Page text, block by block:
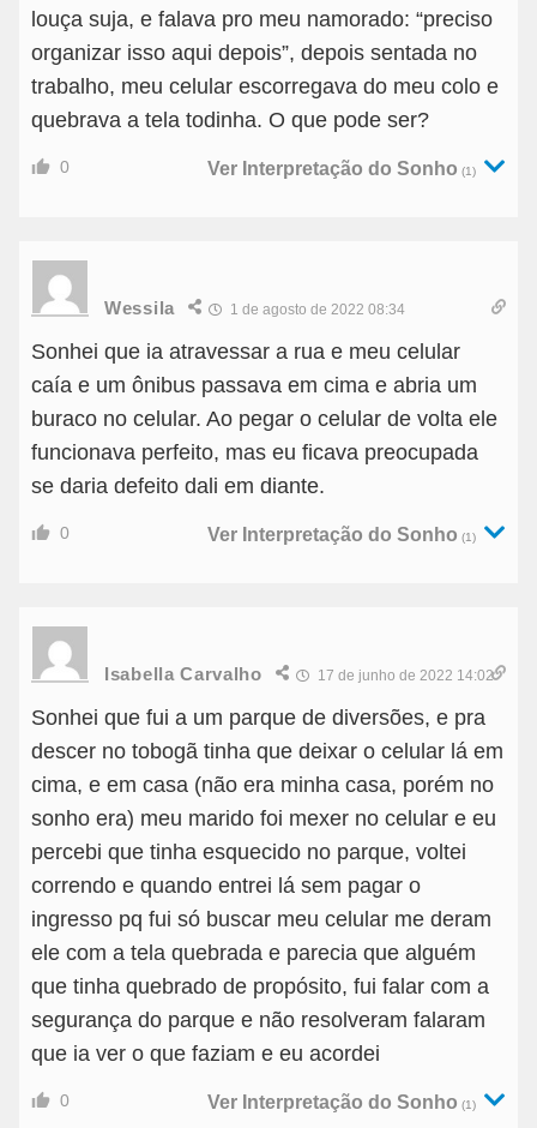
louça suja, e falava pro meu namorado: “preciso
organizar isso aqui depois”, depois sentada no
trabalho, meu celular escorregava do meu colo e
quebrava a tela todinha. O que pode ser?
0 Ver Interpretação do Sonho (1)
Wessila 1 de agosto de 2022 08:34
Sonhei que ia atravessar a rua e meu celular
caía e um ônibus passava em cima e abria um
buraco no celular. Ao pegar o celular de volta ele
funcionava perfeito, mas eu ficava preocupada
se daria defeito dali em diante.
0 Ver Interpretação do Sonho (1)
Isabella Carvalho 17 de junho de 2022 14:02
Sonhei que fui a um parque de diversões, e pra
descer no tobogã tinha que deixar o celular lá em
cima, e em casa (não era minha casa, porém no
sonho era) meu marido foi mexer no celular e eu
percebi que tinha esquecido no parque, voltei
correndo e quando entrei lá sem pagar o
ingresso pq fui só buscar meu celular me deram
ele com a tela quebrada e parecia que alguém
que tinha quebrado de propósito, fui falar com a
segurança do parque e não resolveram falaram
que ia ver o que faziam e eu acordei
0 Ver Interpretação do Sonho (1)